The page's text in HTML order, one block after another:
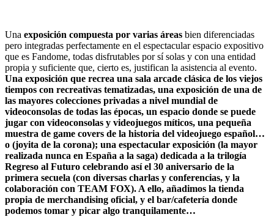
Una exposición compuesta por varias áreas bien diferenciadas
pero integradas perfectamente en el espectacular espacio expositivo
que es Fandome, todas disfrutables por sí solas y con una entidad
propia y suficiente que, cierto es, justifican la asistencia al evento.
Una exposición que recrea una sala arcade clásica de los viejos
tiempos con recreativas tematizadas, una exposición de una de
las mayores colecciones privadas a nivel mundial de
videoconsolas de todas las épocas, un espacio donde se puede
jugar con videoconsolas y videojuegos míticos, una pequeña
muestra de game covers de la historia del videojuego español…
o (joyita de la corona); una espectacular exposición (la mayor
realizada nunca en España a la saga) dedicada a la trilogía
Regreso al Futuro celebrando así el 30 aniversario de la
primera secuela (con diversas charlas y conferencias, y la
colaboración con TEAM FOX). A ello, añadimos la tienda
propia de merchandising oficial, y el bar/cafetería donde
podemos tomar y picar algo tranquilamente…